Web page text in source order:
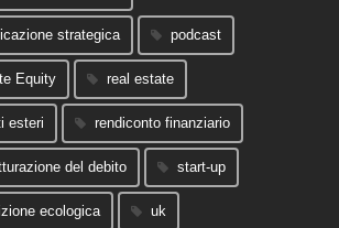
strategica podcast
Equity real estate
esteri rendiconto finanziario
del debito start-up
ecologica uk